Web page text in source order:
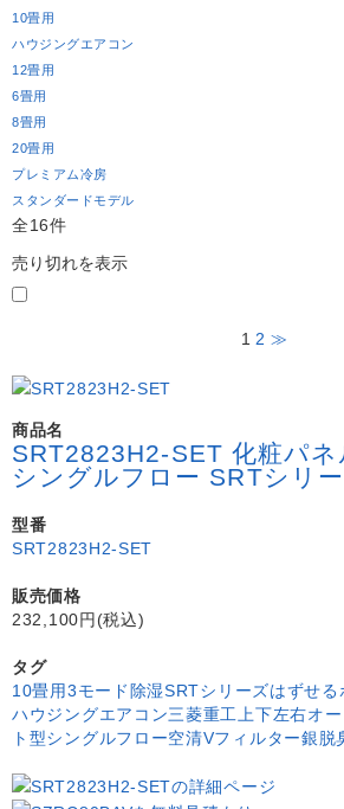
10畳用
ハウジングエアコン
12畳用
6畳用
8畳用
20畳用
プレミアム冷房
スタンダードモデル
全16件
売り切れを表示
1 2 ≫
商品名
SRT2823H2-SET 化粧パネ
シングルフロー SRTシリ
型番
SRT2823H2-SET
販売価格
232,100円(税込)
タグ
10畳用3モード除湿SRTシリーズはずせる
ハウジングエアコン三菱重工 上下左右オ
ト型シングルフロー空清Vフィルター銀脱